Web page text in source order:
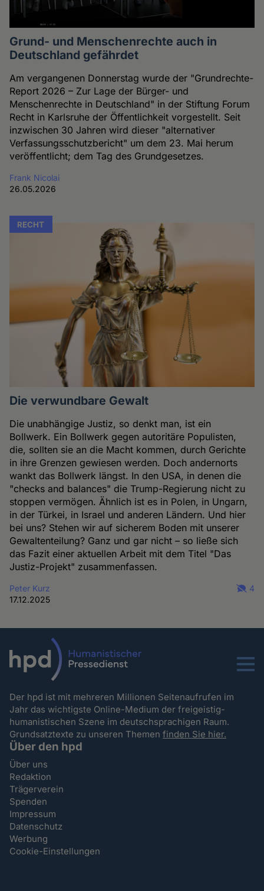
Grund- und Menschenrechte auch in
Deutschland gefährdet
Am vergangenen Donnerstag wurde der "Grundrechte-
Report 2026 – Zur Lage der Bürger- und
Menschenrechte in Deutschland" in der Stiftung Forum
Recht in Karlsruhe der Öffentlichkeit vorgestellt. Seit
inzwischen 30 Jahren wird dieser "alternativer
Verfassungsschutzbericht" um dem 23. Mai herum
veröffentlicht; dem Tag des Grundgesetzes.
Frank Nicolai
26.05.2026
RECHT
Die verwundbare Gewalt
Die unabhängige Justiz, so denkt man, ist ein
Bollwerk. Ein Bollwerk gegen autoritäre Populisten,
die, sollten sie an die Macht kommen, durch Gerichte
in ihre Grenzen gewiesen werden. Doch andernorts
wankt das Bollwerk längst. In den USA, in denen die
"checks and balances" die Trump-Regierung nicht zu
stoppen vermögen. Ähnlich ist es in Polen, in Ungarn,
in der Türkei, in Israel und anderen Ländern. Und hier
bei uns? Stehen wir auf sicherem Boden mit unserer
Gewaltenteilung? Ganz und gar nicht – so ließe sich
das Fazit einer aktuellen Arbeit mit dem Titel "Das
Justiz-Projekt" zusammenfassen.
Peter Kurz
17.12.2025
4
Menu
Der hpd ist mit mehreren Millionen Seitenaufrufen im
Jahr das wichtigste Online-Medium der freigeistig-
humanistischen Szene im deutschsprachigen Raum.
Grundsatztexte zu unseren Themenfinden Sie hier.
Über den hpd
Über uns
Redaktion
Trägerverein
Spenden
Impressum
Datenschutz
Werbung
Cookie-Einstellungen